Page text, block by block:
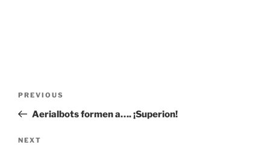
Previous
Post
PREVIOUS
Aerialbots formen a…. ¡Superion!
Next
NEXT